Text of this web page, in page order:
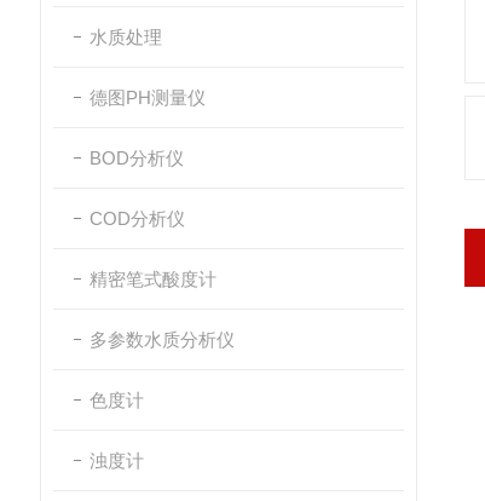
水质处理
德图PH测量仪
BOD分析仪
COD分析仪
精密笔式酸度计
多参数水质分析仪
色度计
浊度计